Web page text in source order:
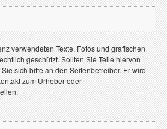
verwendeten Texte, Fotos und grafischen
geschützt. Sollten Sie Teile hiervon
sich bitte an den Seitenbetreiber. Er wird
zum Urheber oder